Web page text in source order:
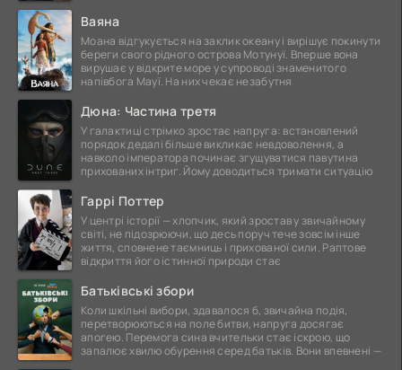
Ваяна
Моана відгукується на заклик океану і вирішує покинути
береги свого рідного острова Мотунуї. Вперше вона
вирушає у відкрите море у супроводі знаменитого
напівбога Мауї. На них чекає незабутня
Дюна: Частина третя
У галактиці стрімко зростає напруга: встановлений
порядок дедалі більше викликає невдоволення, а
навколо імператора починає згущуватися павутина
прихованих інтриг. Йому доводиться тримати ситуацію
Гаррі Поттер
У центрі історії — хлопчик, який зростав у звичайному
світі, не підозрюючи, що десь поруч тече зовсім інше
життя, сповнене таємниць і прихованої сили. Раптове
відкриття його істинної природи стає
Батьківські збори
Коли шкільні вибори, здавалося б, звичайна подія,
перетворюються на поле битви, напруга досягає
апогею. Перемога сина вчительки стає іскрою, що
запалює хвилю обурення серед батьків. Вони впевнені —